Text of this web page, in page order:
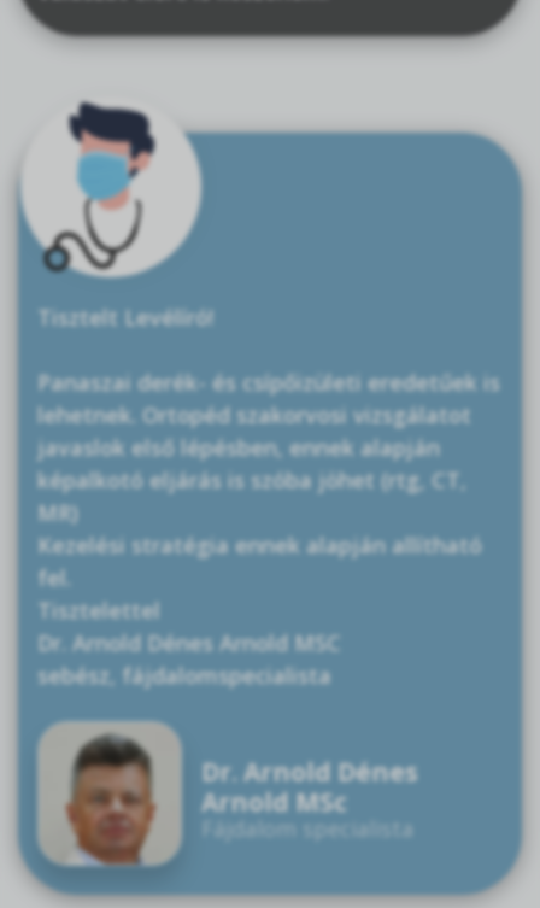
Tisztelt Levélíró!
Panaszai derék- és csípőizületi eredetűek is
lehetnek. Ortopéd szakorvosi vizsgálatot
javaslok első lépésben, ennek alapján
képalkotó eljárás is szóba jöhet (rtg, CT,
MR)
Kezelési stratégia ennek alapján allítható
fel.
Tisztelettel
Dr. Arnold Dénes Arnold MSC
sebész, fájdalomspecialista
Dr. Arnold Dénes
Arnold MSc
Fájdalom specialista